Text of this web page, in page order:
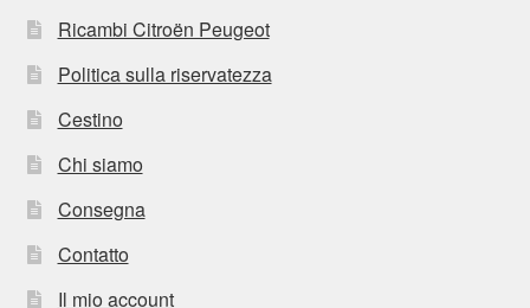
Ricambi Citroën Peugeot
Politica sulla riservatezza
Cestino
Chi siamo
Consegna
Contatto
Il mio account